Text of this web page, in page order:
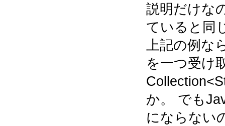
説明だけな
ていると同
上記の例な
を一つ受け
か。 でも
にならない